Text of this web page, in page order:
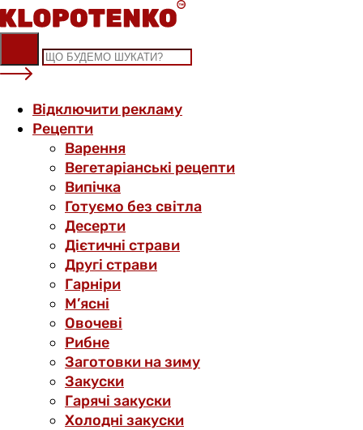
Skip
to
content
Відключити рекламу
Рецепти
Варення
Вегетаріанські рецепти
Випічка
Готуємо без світла
Десерти
Дієтичні страви
Другі страви
Гарніри
М’ясні
Овочеві
Рибне
Заготовки на зиму
Закуски
Гарячі закуски
Холодні закуски